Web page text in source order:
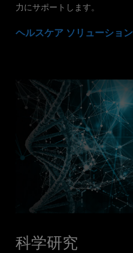
力にサポートします。
ヘルスケア ソリューション
科学研究